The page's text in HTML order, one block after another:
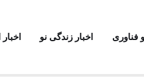
فناوری اخبار زندگی نو